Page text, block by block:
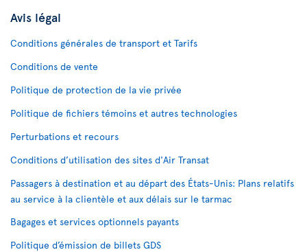
Avis légal
Conditions générales de transport et Tarifs
Conditions de vente
Politique de protection de la vie privée
Politique de fichiers témoins et autres technologies
Perturbations et recours
Conditions d’utilisation des sites d'Air Transat
Passagers à destination et au départ des États-Unis: Plans relatifs
au service à la clientèle et aux délais sur le tarmac
Bagages et services optionnels payants
Politique d’émission de billets GDS